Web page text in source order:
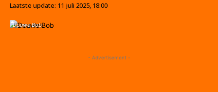
Laatste update: 11 juli 2025, 18:00
Douwe Bob
- Advertisement -